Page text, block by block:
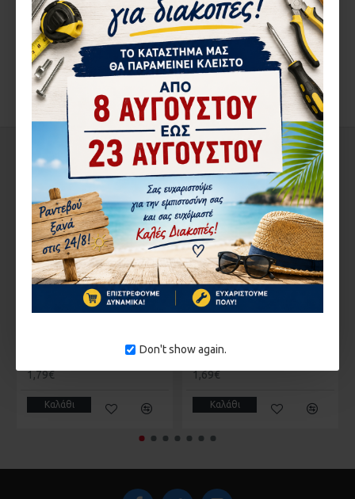
Don't show again.
ΤΑΠΑ ALOUSYSTEM ΔΙΦΥΛΛΟΥ
ΙΣΙΑ 0304/Α PLASTEKA
TIMΗ ΖΕΥΓΟΥΣ
ΠΩΛΕΙΤΑΙ ΜΟΝΟ ΣΕ ΣΥΣΚΕΥΑΣΙΑ ΖΕΥΓΟΙ
ΑΞΙΟΛΟΓΉΣΕΙΣ
ΣΤΗΝ ΄ΙΔΙΑ ΚΑΤΗΓΟΡΊΑ
ΓΩΝΙΑ ALOUSYSTEM 008
1,79€
Καλάθι
ΓΩΝΙΑ ALOUSYSTEM 008
1,69€
Καλάθι